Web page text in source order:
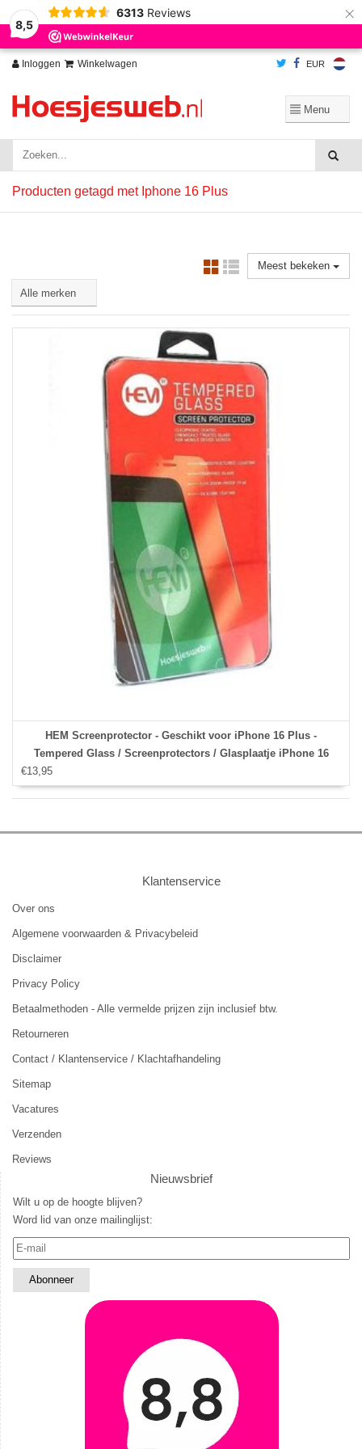
8,5
6313 Reviews ×
Inloggen Winkelwagen EUR
Producten getagd met Iphone 16 Plus
Meest bekeken
HEM Screenprotector - Geschikt voor iPhone 16 Plus -
Tempered Glass / Screenprotectors / Glasplaatje iPhone 16
€13,95
Klantenservice
Over ons
Algemene voorwaarden & Privacybeleid
Disclaimer
Privacy Policy
Betaalmethoden - Alle vermelde prijzen zijn inclusief btw.
Retourneren
Contact / Klantenservice / Klachtafhandeling
Sitemap
Vacatures
Verzenden
Reviews
Nieuwsbrief
Wilt u op de hoogte blijven?
Word lid van onze mailinglijst:
Wij slaan cookies op om onze website te verbeteren. Is dat akkoord?
Ja
Nee